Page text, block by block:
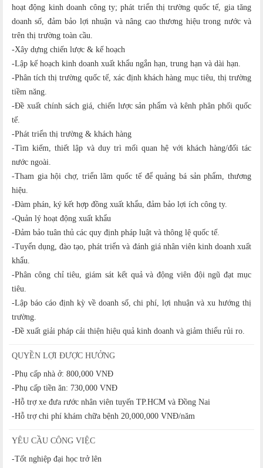
hoạt động kinh doanh công ty; phát triển thị trường quốc tế, gia tăng
doanh số, đảm bảo lợi nhuận và nâng cao thương hiệu trong nước và
trên thị trường toàn cầu.
-Xây dựng chiến lược & kế hoạch
-Lập kế hoạch kinh doanh xuất khẩu ngắn hạn, trung hạn và dài hạn.
-Phân tích thị trường quốc tế, xác định khách hàng mục tiêu, thị trường
tiềm năng.
-Đề xuất chính sách giá, chiến lược sản phẩm và kênh phân phối quốc
tế.
-Phát triển thị trường & khách hàng
-Tìm kiếm, thiết lập và duy trì mối quan hệ với khách hàng/đối tác
nước ngoài.
-Tham gia hội chợ, triển lãm quốc tế để quảng bá sản phẩm, thương
hiệu.
-Đàm phán, ký kết hợp đồng xuất khẩu, đảm bảo lợi ích công ty.
-Quản lý hoạt động xuất khẩu
-Đảm bảo tuân thủ các quy định pháp luật và thông lệ quốc tế.
-Tuyển dụng, đào tạo, phát triển và đánh giá nhân viên kinh doanh xuất
khẩu.
-Phân công chỉ tiêu, giám sát kết quả và động viên đội ngũ đạt mục
tiêu.
-Lập báo cáo định kỳ về doanh số, chi phí, lợi nhuận và xu hướng thị
trường.
-Đề xuất giải pháp cải thiện hiệu quả kinh doanh và giảm thiểu rủi ro.
QUYỀN LỢI ĐƯỢC HƯỞNG
-Phụ cấp nhà ở: 800,000 VNĐ
-Phụ cấp tiền ăn: 730,000 VNĐ
-Hỗ trợ xe đưa rước nhân viên tuyến TP.HCM và Đồng Nai
-Hỗ trợ chi phí khám chữa bệnh 20,000,000 VNĐ/năm
YÊU CẦU CÔNG VIỆC
-Tốt nghiệp đại học trở lên